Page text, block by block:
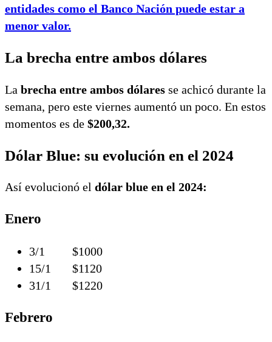
entidades como el Banco Nación puede estar a
menor valor.
La brecha entre ambos dólares
La brecha entre ambos dólares se achicó durante la
semana, pero este viernes aumentó un poco. En estos
momentos es de $200,32.
Dólar Blue: su evolución en el 2024
Así evolucionó el dólar blue en el 2024:
Enero
3/1 $1000
15/1 $1120
31/1 $1220
Febrero